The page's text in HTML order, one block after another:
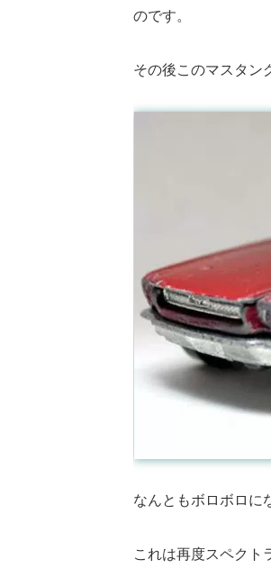
のです。
その後このマスタン
なんともボロボロに
これは再度スペクト